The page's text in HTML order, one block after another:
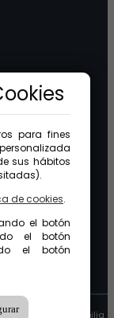
|Creado con Mobilia
para fines
sus hábitos
de cookies.
el botón
el botón
el botón